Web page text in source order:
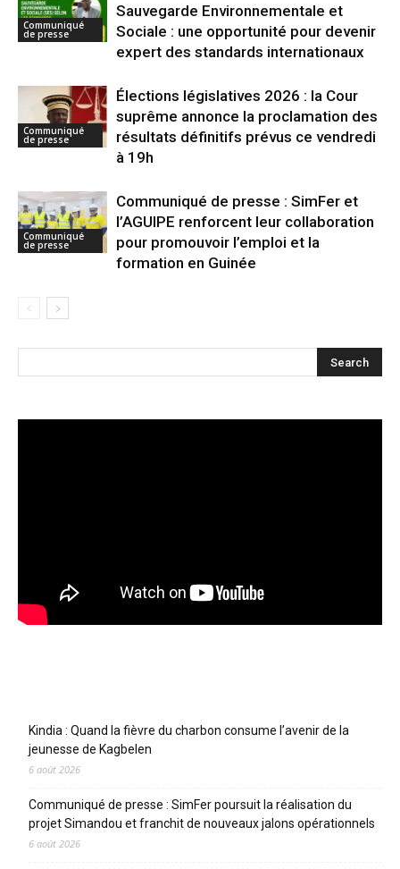
Communiqué
de presse
Sauvegarde Environnementale et
Sociale : une opportunité pour devenir
expert des standards internationaux
Communiqué
de presse
Élections législatives 2026 : la Cour
suprême annonce la proclamation des
résultats définitifs prévus ce vendredi
à 19h
Communiqué
de presse
Communiqué de presse : SimFer et
l’AGUIPE renforcent leur collaboration
pour promouvoir l’emploi et la
formation en Guinée
Kindia : Quand la fièvre du charbon consume l’avenir de la
jeunesse de Kagbelen
6 août 2026
Communiqué de presse : SimFer poursuit la réalisation du
projet Simandou et franchit de nouveaux jalons opérationnels
6 août 2026